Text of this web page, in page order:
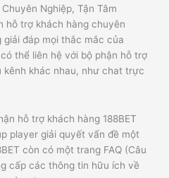
Nghiệp, Tận Tâm
hỗ trợ khách hàng chuyên
đáp mọi thắc mắc của
thể liên hệ với bộ phận hỗ trợ
kênh khác nhau, như chat trực
hỗ trợ khách hàng 188BET
player giải quyết vấn đề một
còn có một trang FAQ (Câu
cấp các thông tin hữu ích về